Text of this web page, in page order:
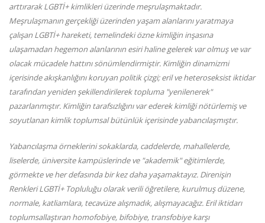
arttırarak LGBTİ+ kimlikleri üzerinde meşrulaşmaktadır.
Meşrulaşmanın gerçekliği üzerinden yaşam alanlarını yaratmaya
çalışan LGBTİ+ hareketi, temelindeki özne kimliğin inşasına
ulaşamadan hegemon alanlarının esiri haline gelerek var olmuş ve var
olacak mücadele hattını sönümlendirmiştir. Kimliğin dinamizmi
içerisinde akışkanlığını koruyan politik çizgi; eril ve heteroseksist iktidar
tarafından yeniden şekillendirilerek topluma "yenilenerek"
pazarlanmıştır. Kimliğin tarafsızlığını var ederek kimliği nötürlemiş ve
soyutlanan kimlik toplumsal bütünlük içerisinde yabancılaşmıştır.
Yabancılaşma örneklerini sokaklarda, caddelerde, mahallelerde,
liselerde, üniversite kampüslerinde ve "akademik" eğitimlerde,
görmekte ve her defasında bir kez daha yaşamaktayız. Direnişin
Renkleri LGBTİ+ Topluluğu olarak verili öğretilere, kurulmuş düzene,
normale, katliamlara, tecavüze alışmadık, alışmayacağız. Eril iktidarı
toplumsallaştıran homofobiye, bifobiye, transfobiye karşı